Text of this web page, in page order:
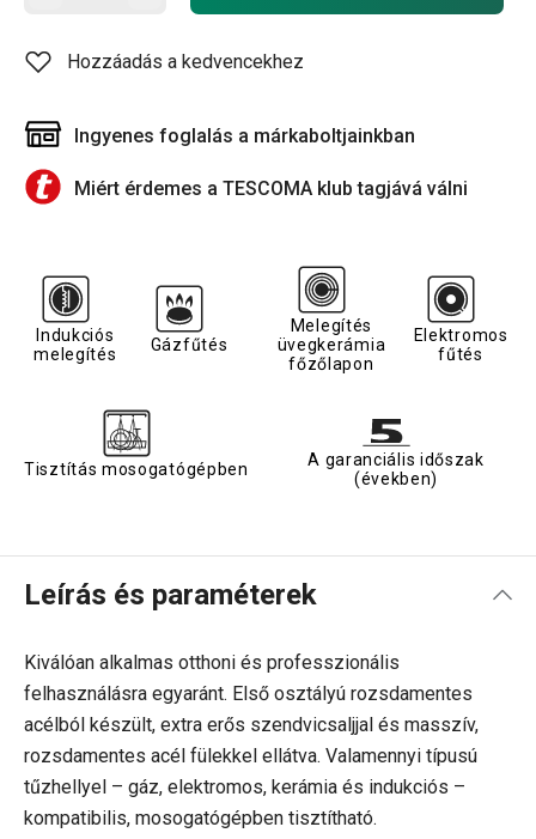
Hozzáadás a kedvencekhez
Ingyenes foglalás a márkaboltjainkban
Miért érdemes a TESCOMA klub tagjává válni
Indukciós
melegítés
Gázfűtés
Melegítés
üvegkerámia
főzőlapon
Elektromos
fűtés
Tisztítás mosogatógépben
A garanciális időszak
(években)
Leírás és paraméterek
Kiválóan alkalmas otthoni és professzionális
felhasználásra egyaránt. Első osztályú rozsdamentes
acélból készült, extra erős szendvicsaljjal és masszív,
rozsdamentes acél fülekkel ellátva. Valamennyi típusú
tűzhellyel – gáz, elektromos, kerámia és indukciós –
kompatibilis, mosogatógépben tisztítható.